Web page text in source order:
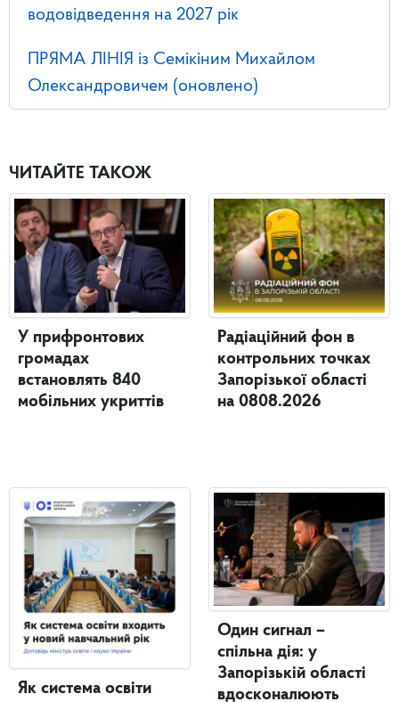
водовідведення на 2027 рік
ПРЯМА ЛІНІЯ із Семікіним Михайлом
Олександровичем (оновлено)
ЧИТАЙТЕ ТАКОЖ
У прифронтових
громадах
встановлять 840
мобільних укриттів
Як система освіти
Радіаційний фон в
контрольних точках
Запорізької області
на 0808.2026
Один сигнал –
спільна дія: у
Запорізькій області
вдосконалюють